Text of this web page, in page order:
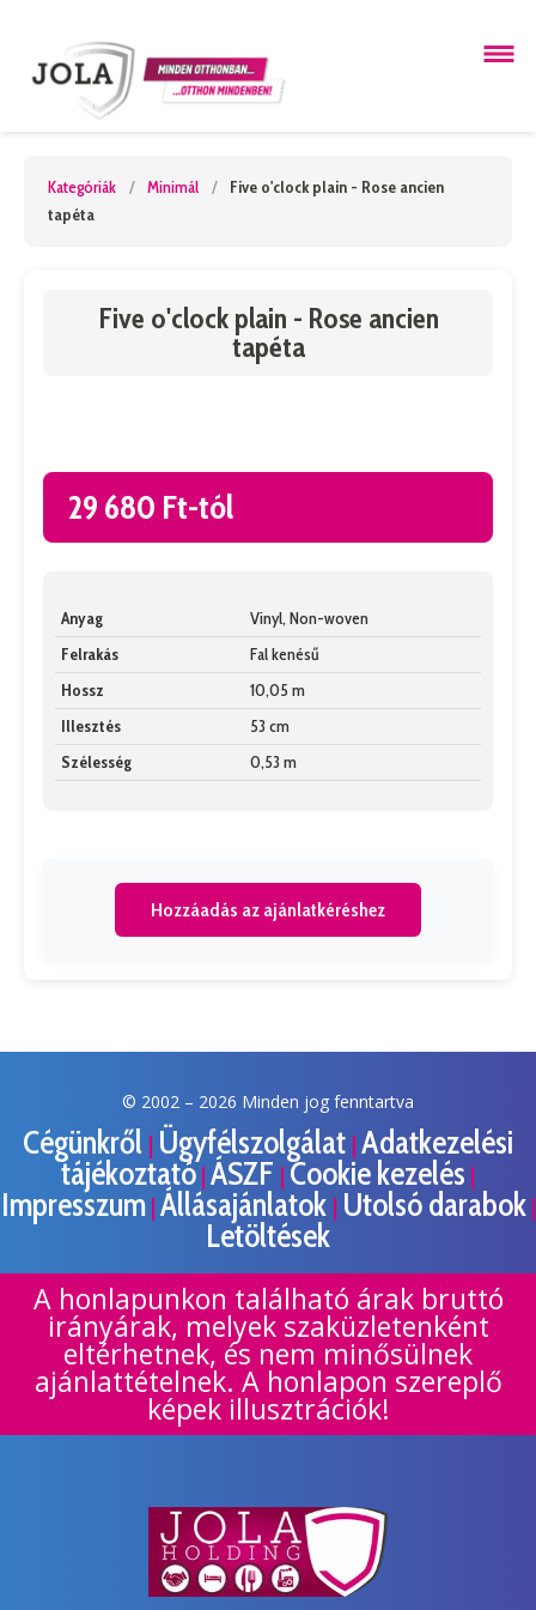
Kategóriák / Minimál /
Five o'clock plain - Rose ancien
tapéta
Five o'clock plain - Rose ancien
tapéta
29 680 Ft-tól
Anyag
Vinyl, Non-woven
Felrakás
Fal kenésű
Hossz
10,05 m
Illesztés
53 cm
Szélesség
0,53 m
Hozzáadás az ajánlatkéréshez
© 2002 – 2026 Minden jog fenntartva
Cégünkről | Ügyfélszolgálat | Adatkezelési
tájékoztató | ÁSZF | Cookie kezelés |
Impresszum| Állásajánlatok | Utolsó darabok|
Letöltések
A honlapunkon található árak bruttó
irányárak, melyek szaküzletenként
eltérhetnek, és nem minősülnek
ajánlattételnek. A honlapon szereplő
képek illusztrációk!